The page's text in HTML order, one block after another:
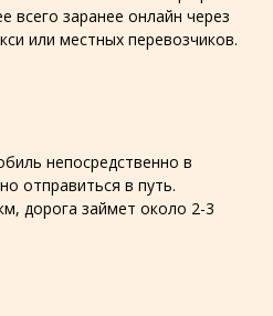
всего заранее онлайн через
или местных перевозчиков.
непосредственно в
отправиться в путь.
дорога займет около 2-3